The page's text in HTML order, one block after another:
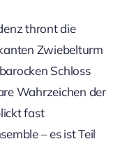
thront die
Zwiebelturm
Schloss
Wahrzeichen der
fast
– es ist Teil